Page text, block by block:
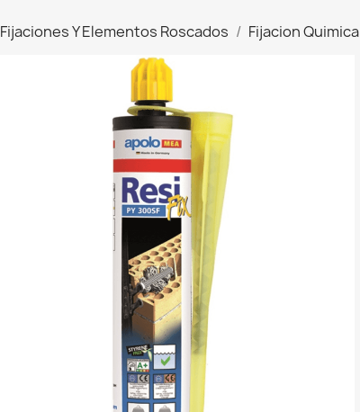
Fijaciones Y Elementos Roscados Fijacion Quimica